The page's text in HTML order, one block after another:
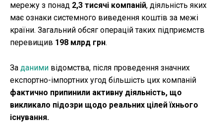
мережу з понад 2,3 тисячі компаній, діяльність яких
має ознаки системного виведення коштів за межі
країни. Загальний обсяг операцій таких підприємств
перевищив 198 млрд грн.
За даними відомства, після проведення значних
експортно-імпортних угод більшість цих компаній
фактично припинили активну діяльність, що
викликало підозри щодо реальних цілей їхнього
існування.